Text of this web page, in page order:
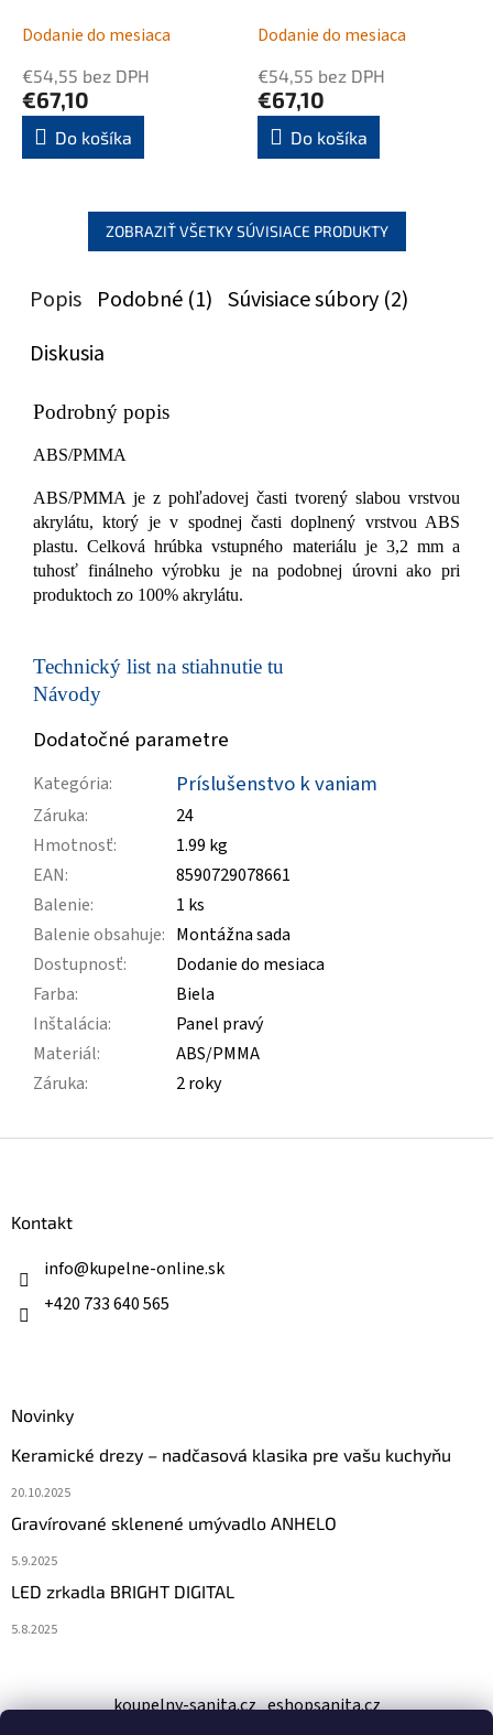
Dodanie do mesiaca
€54,55 bez DPH
€67,10
Do košíka
Dodanie do mesiaca
€54,55 bez DPH
€67,10
Do košíka
ZOBRAZIŤ VŠETKY SÚVISIACE PRODUKTY
Popis Podobné (1) Súvisiace súbory (2)
Diskusia
Podrobný popis
ABS/PMMA
ABS/PMMA je z pohľadovej časti tvorený slabou vrstvou
akrylátu, ktorý je v spodnej časti doplnený vrstvou ABS
plastu. Celková hrúbka vstupného materiálu je 3,2 mm a
tuhosť finálneho výrobku je na podobnej úrovni ako pri
produktoch zo 100% akrylátu.
Technický list na stiahnutie tu
Návody
Dodatočné parametre
Kategória: Príslušenstvo k vaniam
Záruka:
24
Hmotnosť:
1.99 kg
EAN:
8590729078661
Balenie:
1 ks
Balenie obsahuje: Montážna sada
Dostupnosť:
Dodanie do mesiaca
Farba:
Biela
Inštalácia:
Panel pravý
Materiál:
ABS/PMMA
Záruka: 2 roky
Kontakt
info@kupelne-online.sk
+420 733 640 565
Novinky
Keramické drezy – nadčasová klasika pre vašu kuchyňu
20.10.2025
Gravírované sklenené umývadlo ANHELO
5.9.2025
LED zrkadla BRIGHT DIGITAL
5.8.2025
koupelny-sanita.cz eshopsanita.cz